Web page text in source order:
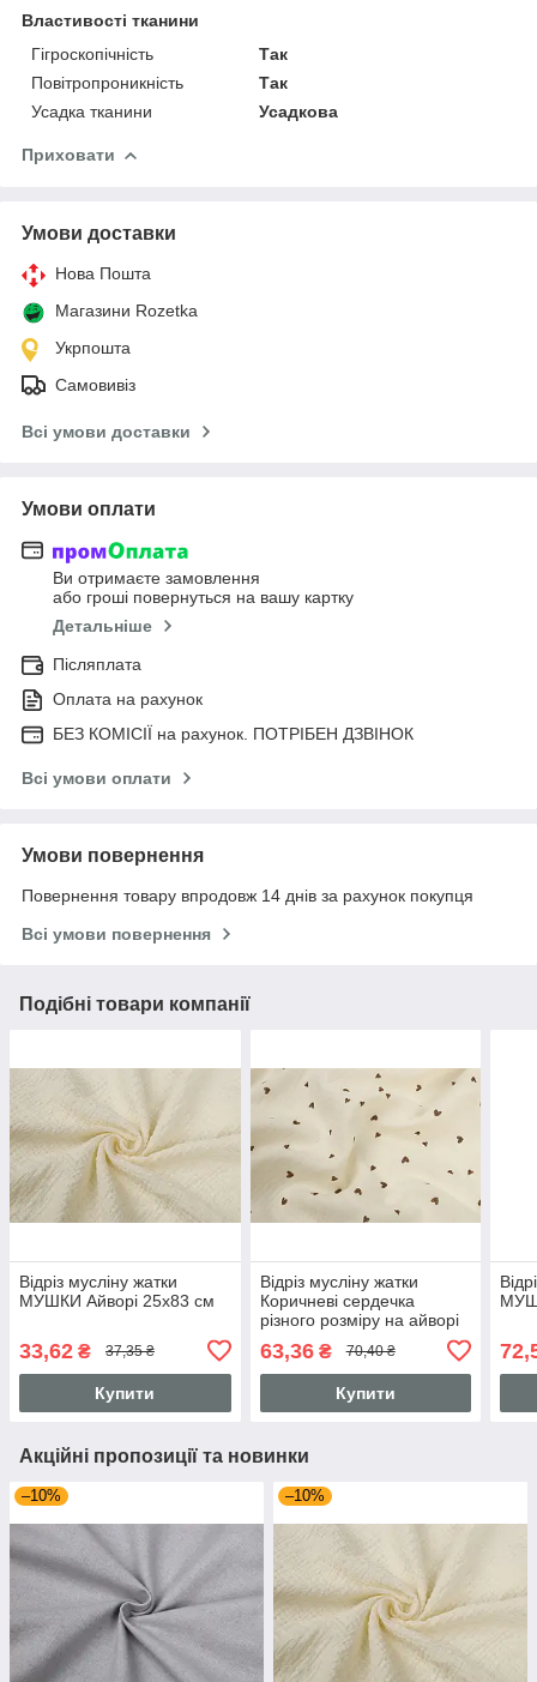
Властивості тканини
Гігроскопічність
Так
Повітропроникність
Так
Усадка тканини
Усадкова
Приховати
Умови доставки
Нова Пошта
Магазини Rozetka
Укрпошта
Самовивіз
Всі умови доставки
Умови оплати
Ви отримаєте замовлення
або гроші повернуться на вашу картку
Детальніше
Післяплата
Оплата на рахунок
БЕЗ КОМІСІЇ на рахунок. ПОТРІБЕН ДЗВІНОК
Всі умови оплати
Умови повернення
Повернення товару впродовж 14 днів за рахунок покупця
Всі умови повернення
Подібні товари компанії
Відріз мусліну жатки
МУШКИ Айворі 25х83 см
33,62 ₴ 37,35 ₴
Купити
Відріз мусліну жатки
Коричневі сердечка
різного розміру на айворі
63,36₴ 70,40 ₴
Купити
Акційні пропозиції та новинки
–10% –10%